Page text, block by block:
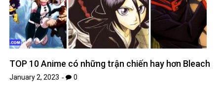
TOP 10 Anime có những trận chiến hay hơn Bleach
January 2, 2023 0